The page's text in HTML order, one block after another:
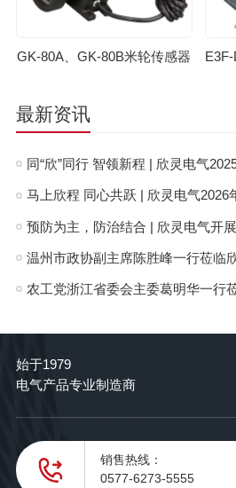
GK-80A、GK-80B米轮传感器
最新资讯
始于1979
电气产品专业制造商
销售热线：
0577-6273-5555